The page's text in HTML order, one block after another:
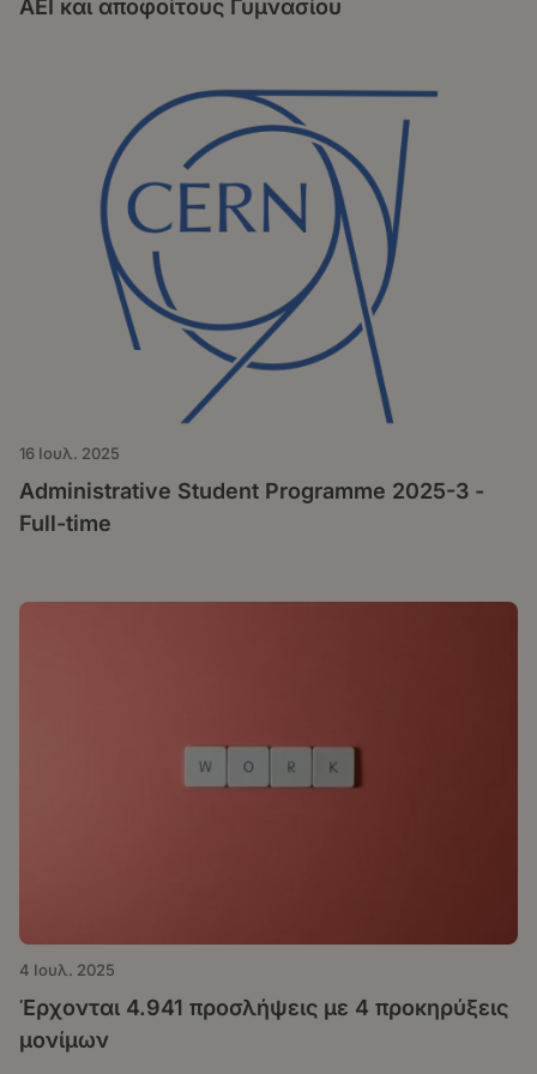
ΑΕΙ και αποφοίτους Γυμνασίου
16 Ιουλ. 2025
Administrative Student Programme 2025-3 -
Full-time
4 Ιουλ. 2025
Έρχονται 4.941 προσλήψεις με 4 προκηρύξεις
μονίμων